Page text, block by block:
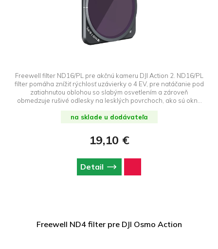
Freewell filter ND16/PL pre akčnú kameru DJI Action 2. ND16/PL
filter pomáha znížiť rýchlosť uzávierky o 4 EV, pre natáčanie pod
zatiahnutou oblohou so slabým osvetlením a zároveň
obmedzuje rušivé odlesky na lesklých povrchoch, ako sú okná
na sklade u dodávateľa
19,10 €
Detail
Freewell ND4 filter pre DJI Osmo Action